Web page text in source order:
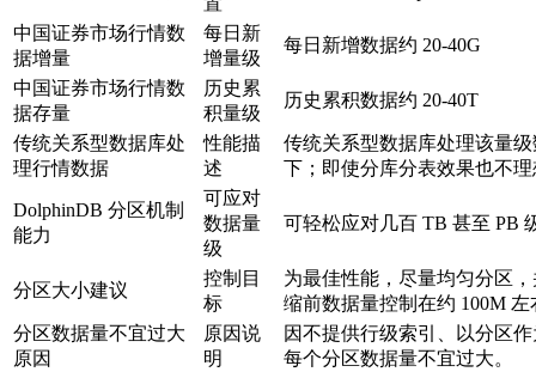
中国证券市场行情数
据增量
每日新
增量级
每日新增数据约 20-40G
中国证券市场行情数
据存量
历史累
积量级
历史累积数据约 20-40T
传统关系型数据库处
理行情数据
性能描
述
传统关系型数据库处理该量
下；即使分库分表效果也不
DolphinDB 分区机制
能力
可应对
数据量
级
可轻松应对几百 TB 甚至 PB
分区大小建议
控制目
标
为最佳性能，尽量均匀分区
缩前数据量控制在约 100M 左
分区数据量不宜过大
原因
原因说
明
因不提供行级索引、以分区
每个分区数据量不宜过大。